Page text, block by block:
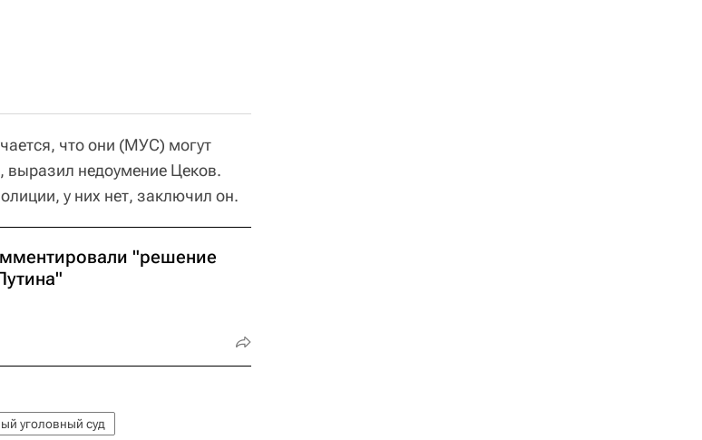
что они (МУС) могут
выразил недоумение Цеков.
у них нет, заключил он.
"решение
уголовный суд